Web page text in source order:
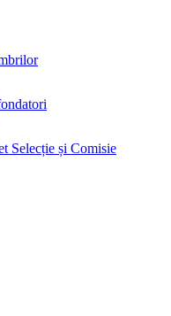
Selecție și Comisie